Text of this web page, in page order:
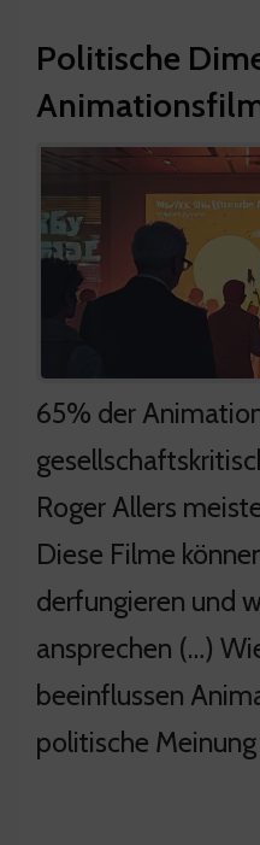
Politische
65% der
Roger Allers
Diese Filme
derfungieren und
ansprechen (…)
beeinflussen
politische